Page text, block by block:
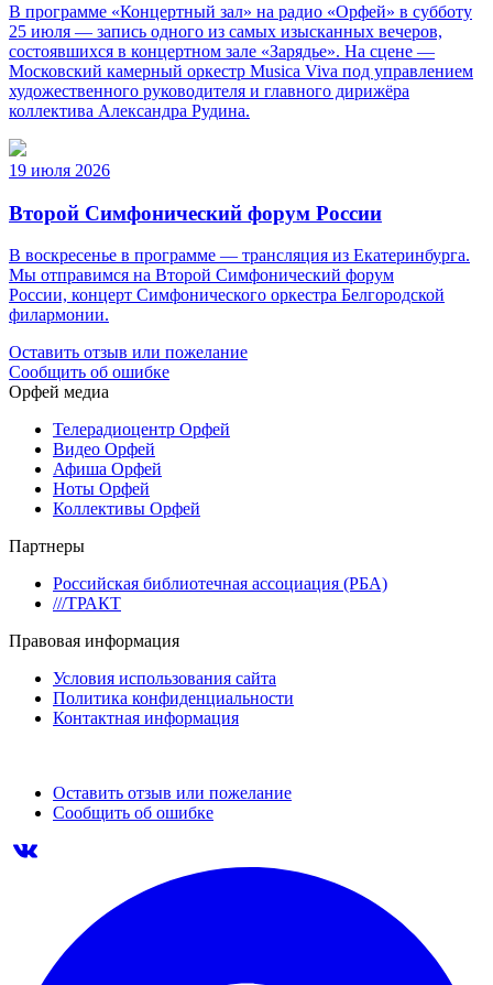
В программе «Концертный зал» на радио «Орфей» в субботу
25 июля — запись одного из самых изысканных вечеров,
состоявшихся в концертном зале «Зарядье». На сцене —
Московский камерный оркестр Musica Viva под управлением
художественного руководителя и главного дирижёра
коллектива Александра Рудина.
19 июля 2026
Второй Симфонический форум России
В воскресенье в программе — трансляция из Екатеринбурга.
Мы отправимся на Второй Симфонический форум
России, концерт Симфонического оркестра Белгородской
филармонии.
Оставить отзыв или пожелание
Сообщить об ошибке
Орфей медиа
Телерадиоцентр Орфей
Видео Орфей
Афиша Орфей
Ноты Орфей
Коллективы Орфей
Партнеры
Российская библиотечная ассоциация (РБА)
///ТРАКТ
Правовая информация
Условия использования сайта
Политика конфиденциальности
Контактная информация
Оставить отзыв или пожелание
Сообщить об ошибке